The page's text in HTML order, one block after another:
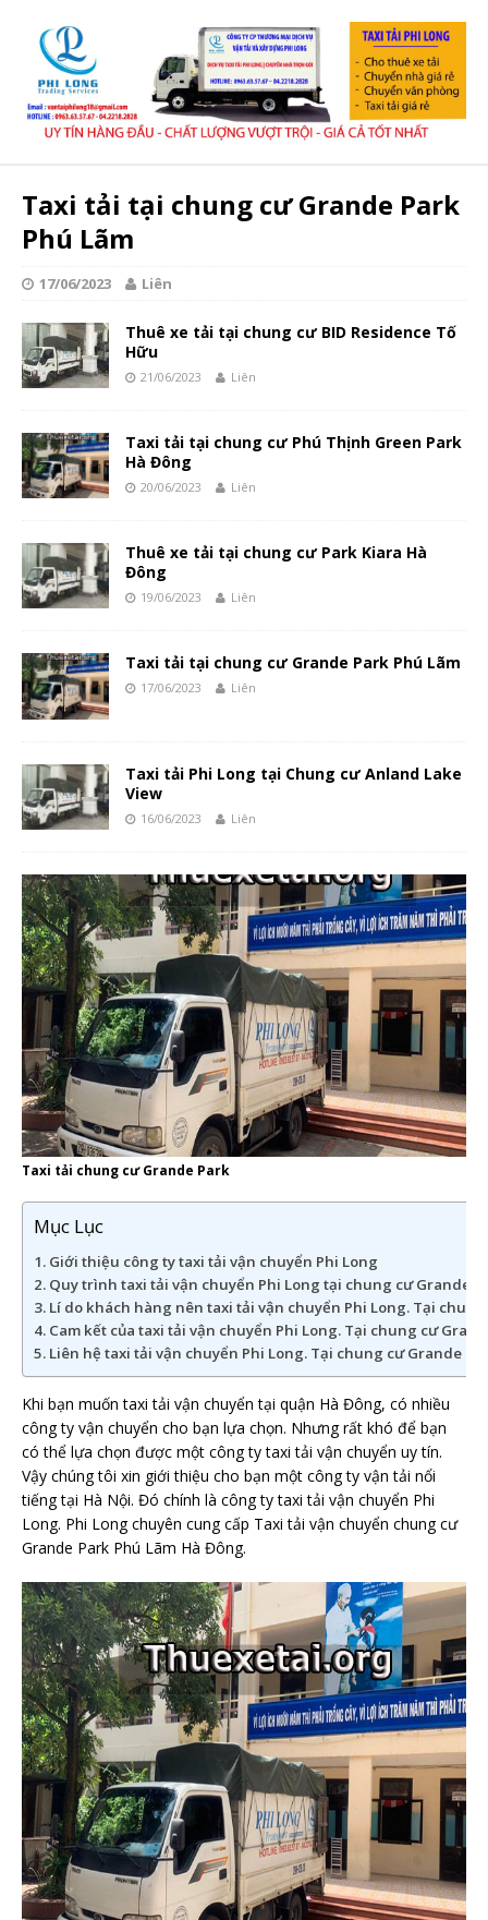
Taxi tải tại chung cư Grande Park
Phú Lãm
17/06/2023 Liên
Thuê xe tải tại chung cư BID Residence Tố
Hữu
21/06/2023 Liên
Taxi tải tại chung cư Phú Thịnh Green Park
Hà Đông
20/06/2023 Liên
Thuê xe tải tại chung cư Park Kiara Hà
Đông
19/06/2023 Liên
Taxi tải tại chung cư Grande Park Phú Lãm
17/06/2023 Liên
Taxi tải Phi Long tại Chung cư Anland Lake
View
16/06/2023 Liên
Taxi tải chung cư Grande Park
Mục Lục
Giới thiệu công ty taxi tải vận chuyển Phi Long
Quy trình taxi tải vận chuyển Phi Long tại chung cư Grande
Lí do khách hàng nên taxi tải vận chuyển Phi Long. Tại
Cam kết của taxi tải vận chuyển Phi Long. Tại chung cư
Liên hệ taxi tải vận chuyển Phi Long. Tại chung cư Grande
Khi bạn muốn taxi tải vận chuyển tại quận Hà Đông, có nhiều
công ty vận chuyển cho bạn lựa chọn. Nhưng rất khó để bạn
có thể lựa chọn được một công ty taxi tải vận chuyển uy tín.
Vậy chúng tôi xin giới thiệu cho bạn một công ty vận tải nổi
tiếng tại Hà Nội. Đó chính là công ty taxi tải vận chuyển Phi
Long. Phi Long chuyên cung cấp Taxi tải vận chuyển chung cư
Grande Park Phú Lãm Hà Đông.